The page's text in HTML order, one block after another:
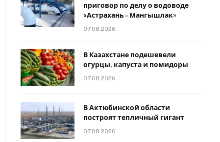
приговор по делу о водоводе
«Астрахань – Мангышлак»
07.08.2026
В Казахстане подешевели
огурцы, капуста и помидоры
07.08.2026
В Актюбинской области
построят тепличный гигант
07.08.2026